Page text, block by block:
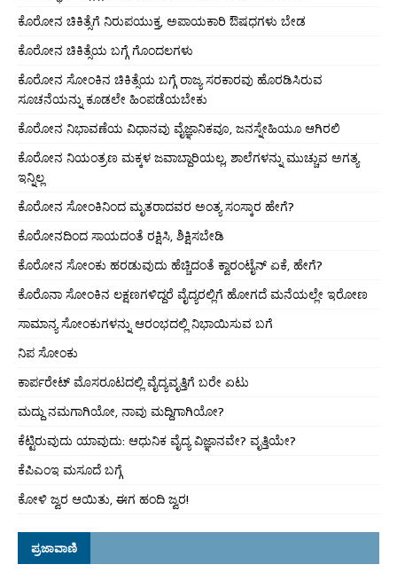
ಕೊರೋನ ಚಿಕಿತ್ಸೆಗೆ ನಿರುಪಯುಕ್ತ, ಅಪಾಯಕಾರಿ ಔಷಧಗಳು ಬೇಡ
ಕೊರೋನ ಚಿಕಿತ್ಸೆಯ ಬಗ್ಗೆ ಗೊಂದಲಗಳು
ಕೊರೋನ ಸೋಂಕಿನ ಚಿಕಿತ್ಸೆಯ ಬಗ್ಗೆ ರಾಜ್ಯ ಸರಕಾರವು ಹೊರಡಿಸಿರುವ
ಸೂಚನೆಯನ್ನು ಕೂಡಲೇ ಹಿಂಪಡೆಯಬೇಕು
ಕೊರೋನ ನಿಭಾವಣೆಯ ವಿಧಾನವು ವೈಜ್ಞಾನಿಕವೂ, ಜನಸ್ನೇಹಿಯೂ ಆಗಿರಲಿ
ಕೊರೋನ ನಿಯಂತ್ರಣ ಮಕ್ಕಳ ಜವಾಬ್ದಾರಿಯಲ್ಲ, ಶಾಲೆಗಳನ್ನು ಮುಚ್ಚುವ ಅಗತ್ಯ
ಇನ್ನಿಲ್ಲ
ಕೊರೋನ ಸೋಂಕಿನಿಂದ ಮೃತರಾದವರ ಅಂತ್ಯ ಸಂಸ್ಕಾರ ಹೇಗೆ?
ಕೊರೋನದಿಂದ ಸಾಯದಂತೆ ರಕ್ಷಿಸಿ, ಶಿಕ್ಷಿಸಬೇಡಿ
ಕೊರೋನ ಸೋಂಕು ಹರಡುವುದು ಹೆಚ್ಚಿದಂತೆ ಕ್ವಾರಂಟೈನ್ ಏಕೆ, ಹೇಗೆ?
ಕೊರೊನಾ ಸೋಂಕಿನ ಲಕ್ಷಣಗಳಿದ್ದರೆ ವೈದ್ಯರಲ್ಲಿಗೆ ಹೋಗದೆ ಮನೆಯಲ್ಲೇ ಇರೋಣ
ಸಾಮಾನ್ಯ ಸೋಂಕುಗಳನ್ನು ಆರಂಭದಲ್ಲಿ ನಿಭಾಯಿಸುವ ಬಗೆ
ನಿಪ ಸೋಂಕು
ಕಾರ್ಪರೇಟ್ ಮೊಸರೂಟದಲ್ಲಿ ವೈದ್ಯವೃತ್ತಿಗೆ ಬರೇ ಏಟು
ಮದ್ದು ನಮಗಾಗಿಯೋ, ನಾವು ಮದ್ದಿಗಾಗಿಯೋ?
ಕೆಟ್ಟಿರುವುದು ಯಾವುದು: ಆಧುನಿಕ ವೈದ್ಯ ವಿಜ್ಞಾನವೇ? ವೃತ್ತಿಯೇ?
ಕೆಪಿಎಂಇ ಮಸೂದೆ ಬಗ್ಗೆ
ಕೋಳಿ ಜ್ವರ ಆಯಿತು, ಈಗ ಹಂದಿ ಜ್ವರ!
ಪ್ರಜಾವಾಣಿ